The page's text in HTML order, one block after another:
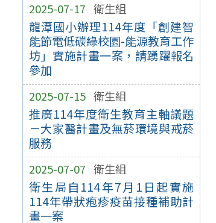
2025-07-17 衛生組
龍潭國小辦理114年度「創建智
能節電低碳綠校園-能源教育工作
坊」實施計畫一案，請踴躍報名
參加
2025-07-15 衛生組
推廣114年度衛生教育主軸議題
－大家醫計畫及無菸環境與戒菸
服務
2025-07-07 衛生組
衛生局自114年7月1日起實施
114年帶狀疱疹疫苗接種補助計
畫一案